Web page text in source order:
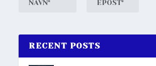
RECENT POSTS